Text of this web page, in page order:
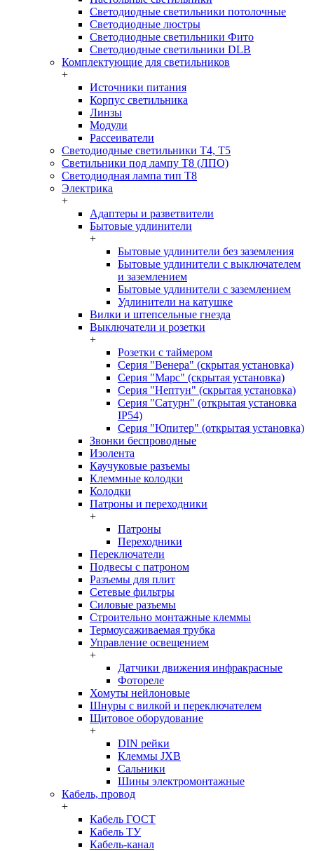
Светодиодные светильники потолочные
Светодиодные люстры
Светодиодные светильники Фито
Светодиодные светильники DLB
Комплектующие для светильников
+
Источники питания
Корпус светильника
Линзы
Модули
Рассеиватели
Светодиодные светильники T4, T5
Светильники под лампу Т8 (ЛПО)
Светодиодная лампа тип T8
Электрика
+
Адаптеры и разветвители
Бытовые удлинители
+
Бытовые удлинители без заземления
Бытовые удлинители с выключателем
и заземлением
Бытовые удлинители с заземлением
Удлинители на катушке
Вилки и штепсельные гнезда
Выключатели и розетки
+
Розетки с таймером
Серия "Венера" (скрытая установка)
Серия "Марс" (скрытая установка)
Серия "Нептун" (скрытая установка)
Серия "Сатурн" (открытая установка
IP54)
Серия "Юпитер" (открытая установка)
Звонки беспроводные
Изолента
Каучуковые разъемы
Клеммные колодки
Колодки
Патроны и переходники
+
Патроны
Переходники
Переключатели
Подвесы с патроном
Разъемы для плит
Сетевые фильтры
Силовые разъемы
Строительно монтажные клеммы
Термоусаживаемая трубка
Управление освещением
+
Датчики движения инфракрасные
Фотореле
Хомуты нейлоновые
Шнуры с вилкой и переключателем
Щитовое оборудование
+
DIN рейки
Клеммы JXB
Сальники
Шины электромонтажные
Кабель, провод
+
Кабель ГОСТ
Кабель ТУ
Кабель-канал